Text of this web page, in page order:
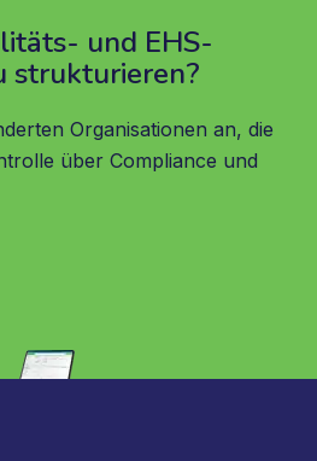
und EHS-
strukturieren?
Organisationen an, die
über Compliance und